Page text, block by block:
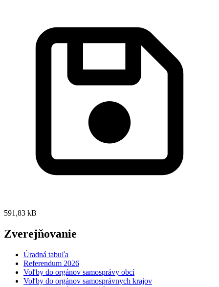
591,83 kB
Zverejňovanie
Úradná tabuľa
Referendum 2026
Voľby do orgánov samosprávy obcí
Voľby do orgánov samosprávnych krajov